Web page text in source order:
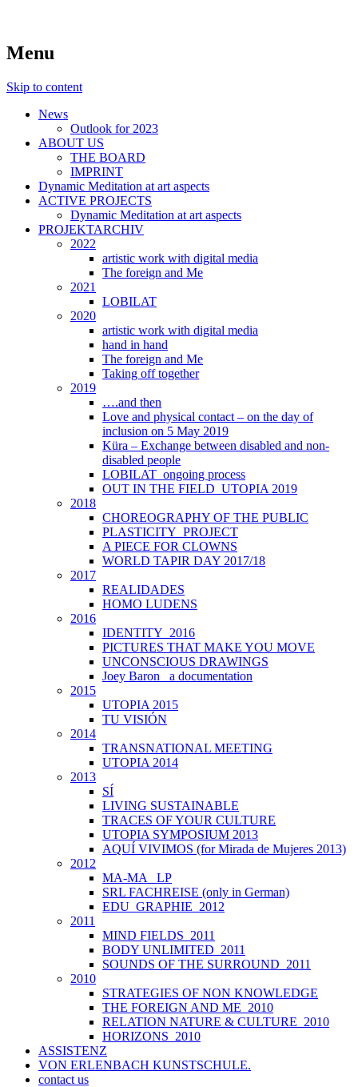
art aspects
exhibitions on art
Menu
Skip to content
News
Outlook for 2023
ABOUT US
THE BOARD
IMPRINT
Dynamic Meditation at art aspects
ACTIVE PROJECTS
Dynamic Meditation at art aspects
PROJEKTARCHIV
2022
artistic work with digital media
The foreign and Me
2021
LOBILAT
2020
artistic work with digital media
hand in hand
The foreign and Me
Taking off together
2019
….and then
Love and physical contact – on the day of
inclusion on 5 May 2019
Küra – Exchange between disabled and non-
disabled people
LOBILAT_ongoing process
OUT IN THE FIELD_UTOPIA 2019
2018
CHOREOGRAPHY OF THE PUBLIC
PLASTICITY_PROJECT
A PIECE FOR CLOWNS
WORLD TAPIR DAY 2017/18
2017
REALIDADES
HOMO LUDENS
2016
IDENTITY_2016
PICTURES THAT MAKE YOU MOVE
UNCONSCIOUS DRAWINGS
Joey Baron_ a documentation
2015
UTOPIA 2015
TU VISIÓN
2014
TRANSNATIONAL MEETING
UTOPIA 2014
2013
SÍ
LIVING SUSTAINABLE
TRACES OF YOUR CULTURE
UTOPIA SYMPOSIUM 2013
AQUÍ VIVIMOS (for Mirada de Mujeres 2013)
2012
MA-MA _LP
SRL FACHREISE (only in German)
EDU_GRAPHIE_2012
2011
MIND FIELDS_2011
BODY UNLIMITED_2011
SOUNDS OF THE SURROUND_2011
2010
STRATEGIES OF NON KNOWLEDGE
THE FOREIGN AND ME_2010
RELATION NATURE & CULTURE_2010
HORIZONS_2010
ASSISTENZ
VON ERLENBACH KUNSTSCHULE.
contact us